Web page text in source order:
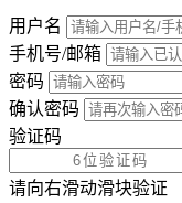
用户名
手机号/邮箱
密码
确认密码
验证码
请向右滑动滑块验证